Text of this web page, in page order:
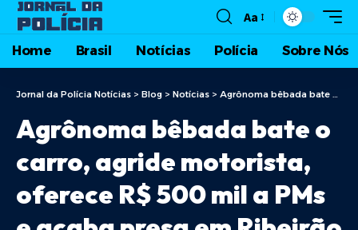
Aa
Home Brasil Notícias Polícia Sobre Nós
Jornal da Polícia Notícias > Blog > Notícias > Agrônoma bêbada bate o carro, agride motorista, oferece R$ 500 mil a PMs e acaba presa em Ribeirão Preto
Agrônoma bêbada bate o
carro, agride motorista,
oferece R$ 500 mil a PMs